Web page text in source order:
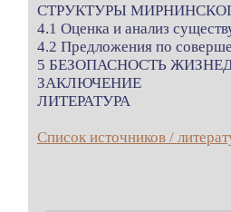
СТРУКТУРЫ
4.1 Оценка и анализ
4.2 Предложения по
5 БЕЗОПАСНОСТЬ
ЗАКЛЮЧЕНИЕ
ЛИТЕРАТУРА
Список источников /